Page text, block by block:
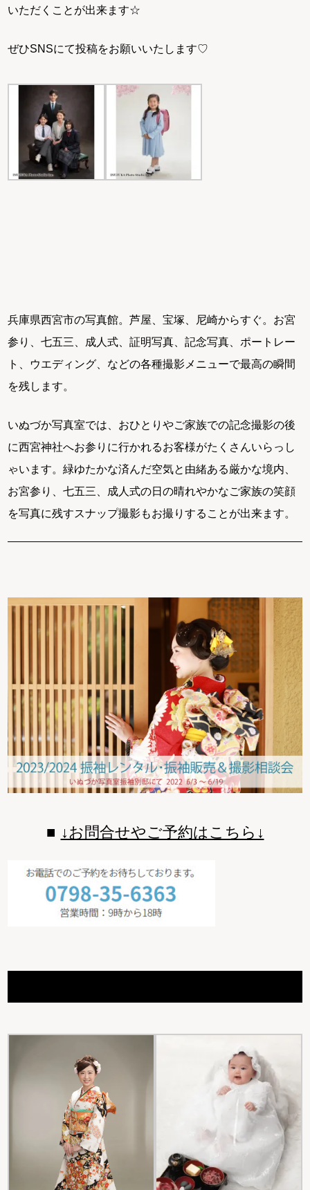
いただくことが出来ます☆
ぜひSNSにて投稿をお願いいたします♡
兵庫県西宮市の写真館。芦屋、宝塚、尼崎からすぐ。お宮
参り、七五三、成人式、証明写真、記念写真、ポートレー
ト、ウエディング、などの各種撮影メニューで最高の瞬間
を残します。
いぬづか写真室では、おひとりやご家族での記念撮影の後
に西宮神社へお参りに行かれるお客様がたくさんいらっし
ゃいます。緑ゆたかな済んだ空気と由緒ある厳かな境内、
お宮参り、七五三、成人式の日の晴れやかなご家族の笑顔
を写真に残すスナップ撮影もお撮りすることが出来ます。
↓お問合せやご予約はこちら↓